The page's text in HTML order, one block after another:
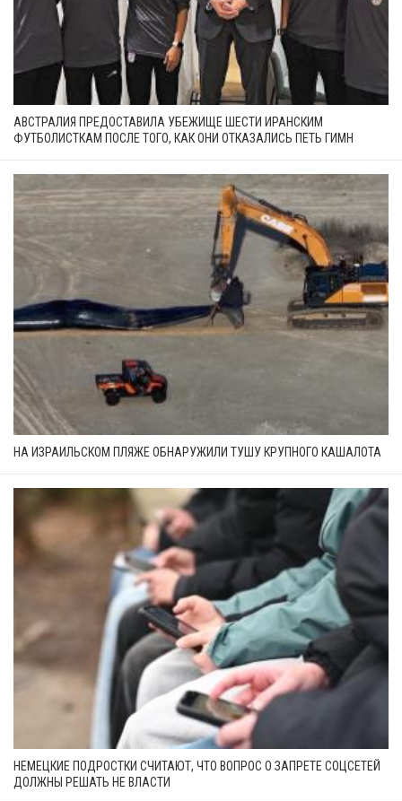
АВСТРАЛИЯ ПРЕДОСТАВИЛА УБЕЖИЩЕ ШЕСТИ ИРАНСКИМ
ФУТБОЛИСТКАМ ПОСЛЕ ТОГО, КАК ОНИ ОТКАЗАЛИСЬ ПЕТЬ ГИМН
НА ИЗРАИЛЬСКОМ ПЛЯЖЕ ОБНАРУЖИЛИ ТУШУ КРУПНОГО КАШАЛОТА
НЕМЕЦКИЕ ПОДРОСТКИ СЧИТАЮТ, ЧТО ВОПРОС О ЗАПРЕТЕ СОЦСЕТЕЙ
ДОЛЖНЫ РЕШАТЬ НЕ ВЛАСТИ